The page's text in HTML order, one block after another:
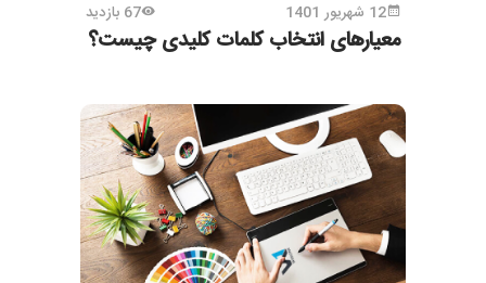
12 شهریور 1401 67 بازدید
معیارهای انتخاب کلمات کلیدی چیست؟